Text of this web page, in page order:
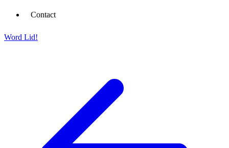
Contact
Word Lid!